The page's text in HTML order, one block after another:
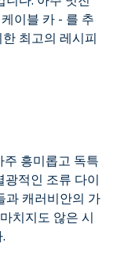
이블 카 - 를 추
최고의 레시피
흥미롭고 독특
적인 조류 다이
과 캐러비안의 가
치지도 않은 시